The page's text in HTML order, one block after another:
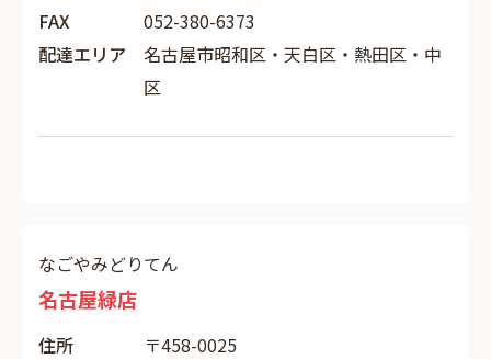
FAX
052-380-6373
配達エリア
名古屋市昭和区・天白区・熱田区・中
区
なごやみどりてん
名古屋緑店
住所 〒458-0025